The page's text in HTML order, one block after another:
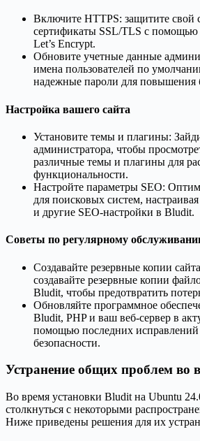
Включите HTTPS: защитите свой
сертификаты SSL/TLS с помощью
Let’s Encrypt.
Обновите учетные данные
имена пользователей по
надежные пароли для повышения
Настройка вашего сайта
Установите темы и плагины:
администратора, чтобы
различные темы и плагины для
функциональности.
Настройте параметры SEO:
для поисковых систем,
и другие SEO-настройки в Bludit.
Советы по регулярному
Создавайте резервные копии
создавайте резервные копии
Bludit, чтобы предотвратить
Обновляйте программное
Bludit, PHP и ваш веб-сервер в
помощью последних
безопасности.
Устранение общих проблем во
Во время установки Bludit на Ubuntu
столкнуться с некоторыми
Ниже приведены решения для их